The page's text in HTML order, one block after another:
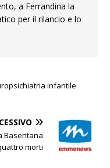
a Ferrandina la
per il rilancio e lo
infantile
Basentana
morti